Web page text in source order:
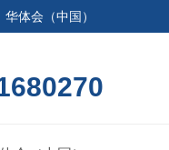
华体会（中国）